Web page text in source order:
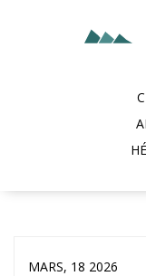
MARS, 18 2026